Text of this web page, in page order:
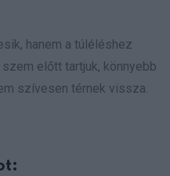
hanem a túléléshez
előtt tartjuk, könnyebb
szívesen térnek vissza.